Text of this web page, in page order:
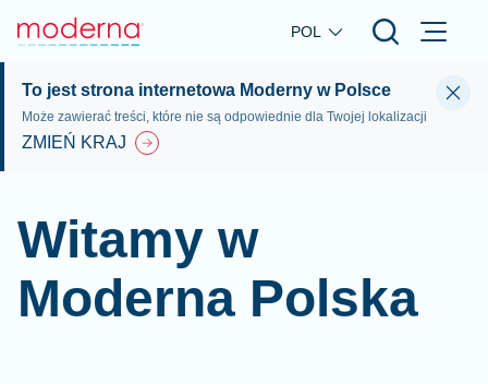
Skip to main content
POL
To jest strona internetowa Moderny w Polsce
Może zawierać treści, które nie są odpowiednie dla Twojej lokalizacji
ZMIEŃ KRAJ
Witamy w
Moderna Polska